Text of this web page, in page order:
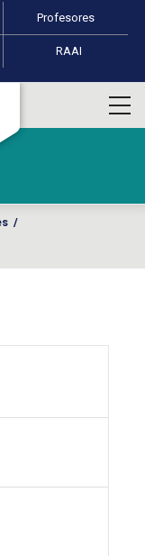
Profesores
RAAI
/